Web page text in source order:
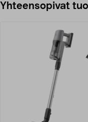
Yhteensopivat